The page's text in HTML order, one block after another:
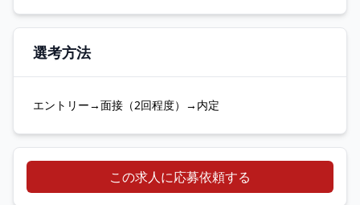
選考方法
エントリー→面接（2回程度）→内定
この求人に応募依頼する